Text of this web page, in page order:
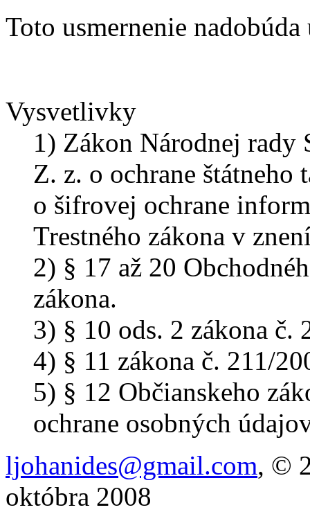
Toto usmernenie
Vysvetlivky
1) Zákon Národnej
Z. z. o ochrane štátneho
o šifrovej ochrane
Trestného zákona v
2) § 17 až 20
zákona.
3) § 10 ods. 2 zákona č.
4) § 11 zákona č. 211/
5) § 12 Občianskeho
ochrane osobných
ljohanides@gmail.com, ©
októbra 2008